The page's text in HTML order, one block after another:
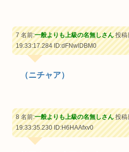
7 名前:一般よりも上級の名無しさん投稿
19:33:17.284ID:dFNwlDBM0
（ニチャア）
8 名前:一般よりも上級の名無しさん投稿
19:33:35.230ID:H6HAAfxv0